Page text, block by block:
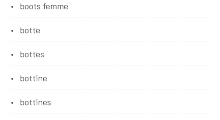
boots femme
botte
bottes
bottine
bottines